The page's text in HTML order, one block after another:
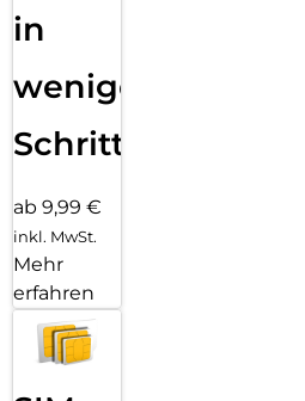
in
wenigen
Schritten
ab 9,99 €
inkl. MwSt.
Mehr
erfahren